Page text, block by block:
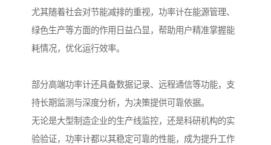
尤其随着社会对节能减排的重视，功率计在能源管理、
绿色生产等方面的作用日益凸显，帮助用户精准掌握能
耗情况，优化运行效率。
部分高端功率计还具备数据记录、远程通信等功能，支
持长期监测与深度分析，为决策提供可靠依据。
无论是大型制造企业的生产线监控，还是科研机构的实
验验证，功率计都以其稳定可靠的性能，成为提升工作